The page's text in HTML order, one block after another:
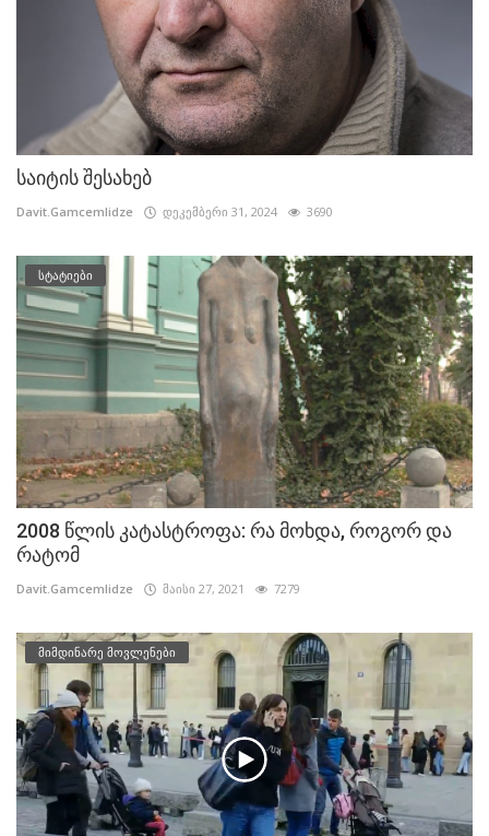
საიტის შესახებ
Davit.Gamcemlidze დეკემბერი 31, 2024 3690
სტატიები
2008 წლის კატასტროფა: რა მოხდა, როგორ და
რატომ
Davit.Gamcemlidze მაისი 27, 2021 7279
მიმდინარე მოვლენები